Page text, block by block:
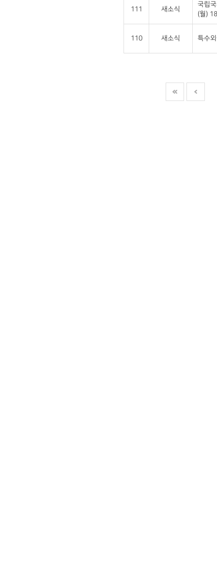
111 새소식
국립
(월)
110 새소식 특수